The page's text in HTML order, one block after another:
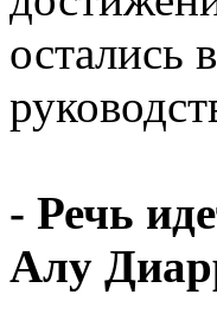
остались
- Речь
Алу